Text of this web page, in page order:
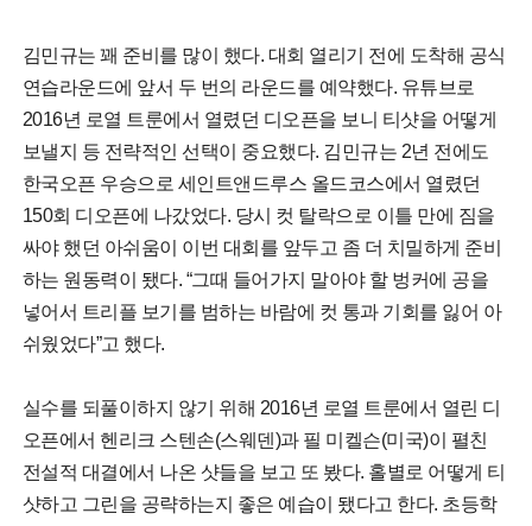
김민규는 꽤 준비를 많이 했다. 대회 열리기 전에 도착해 공식
연습라운드에 앞서 두 번의 라운드를 예약했다. 유튜브로
2016년 로열 트룬에서 열렸던 디오픈을 보니 티샷을 어떻게
보낼지 등 전략적인 선택이 중요했다. 김민규는 2년 전에도
한국오픈 우승으로 세인트앤드루스 올드코스에서 열렸던
150회 디오픈에 나갔었다. 당시 컷 탈락으로 이틀 만에 짐을
싸야 했던 아쉬움이 이번 대회를 앞두고 좀 더 치밀하게 준비
하는 원동력이 됐다. “그때 들어가지 말아야 할 벙커에 공을
넣어서 트리플 보기를 범하는 바람에 컷 통과 기회를 잃어 아
쉬웠었다”고 했다.
실수를 되풀이하지 않기 위해 2016년 로열 트룬에서 열린 디
오픈에서 헨리크 스텐손(스웨덴)과 필 미켈슨(미국)이 펼친
전설적 대결에서 나온 샷들을 보고 또 봤다. 홀별로 어떻게 티
샷하고 그린을 공략하는지 좋은 예습이 됐다고 한다. 초등학